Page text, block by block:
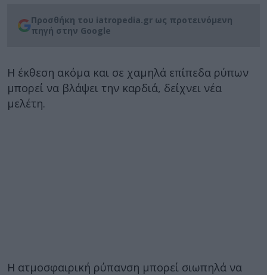
Προσθήκη του iatropedia.gr ως προτεινόμενη
πηγή στην Google
Η έκθεση ακόμα και σε χαμηλά επίπεδα ρύπων
μπορεί να βλάψει την καρδιά, δείχνει νέα
μελέτη.
Η ατμοσφαιρική ρύπανση μπορεί σιωπηλά να